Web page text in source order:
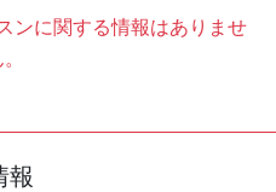
ンに関する情報はありませ
報